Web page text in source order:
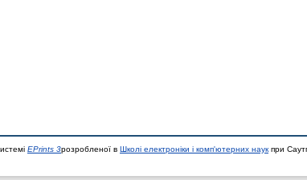
EPrints 3розробленої в Школі електроніки і комп'ютерних наук при